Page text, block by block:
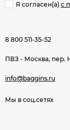
Я согласен(a) с
8 800 511-35-52
ПВЗ - Москва, пер.
info@baggins.ru
Мы в соц.сетях